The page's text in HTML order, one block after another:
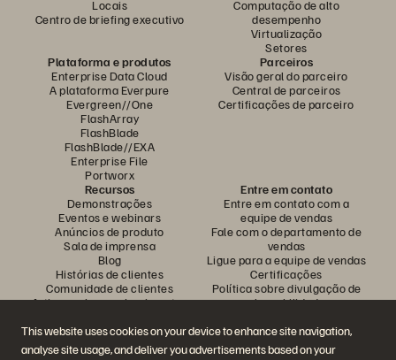
This website uses cookies on your device to enhance site navigation,
analyse site usage, and deliver you advertisements based on your
Locais
Centro de briefing executivo
Computação de alto
desempenho
Virtualização
Setores
Plataforma e produtos
Enterprise Data Cloud
A plataforma Everpure
Evergreen//One
FlashArray
FlashBlade
FlashBlade//EXA
Enterprise File
Portworx
Parceiros
Visão geral do parceiro
Central de parceiros
Certificações de parceiro
Recursos
Demonstrações
Eventos e webinars
Anúncios de produto
Sala de imprensa
Blog
Histórias de clientes
Comunidade de clientes
Artigos sobre conhecimentos
Entre em contato
Entre em contato com a
equipe de vendas
Fale com o departamento de
vendas
Ligue para a equipe de vendas
Certificações
Política sobre divulgação de
vulnerabilidades
Participe da conversa